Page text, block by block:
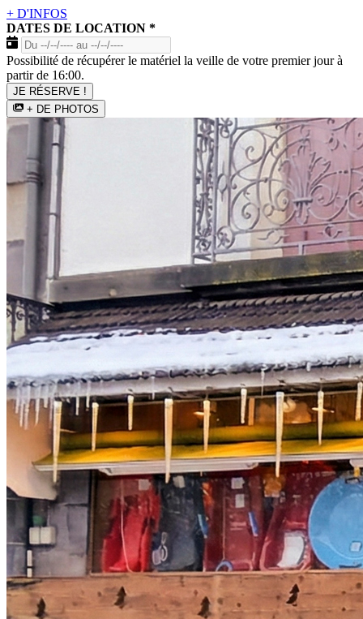
+ D'INFOS
DATES DE LOCATION *
Possibilité de récupérer le matériel la veille de votre premier jour à
partir de 16:00.
JE RÉSERVE !
+ DE PHOTOS